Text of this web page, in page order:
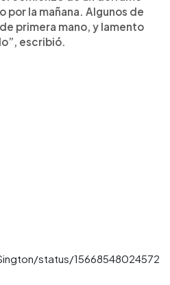
por la mañana. Algunos de
primera mano, y lamento
escribió.
status/15668548024572